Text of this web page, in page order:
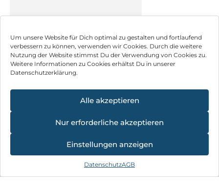
Um unsere Website für Dich optimal zu gestalten und fortlaufend
verbessern zu können, verwenden wir Cookies. Durch die weitere
Nutzung der Website stimmst Du der Verwendung von Cookies zu.
Weitere Informationen zu Cookies erhältst Du in unserer
Datenschutzerklärung.
Alle akzeptieren
Nur erforderliche akzeptieren
Einstellungen anzeigen
DatenschutzAGB
Netzwerk & Router
★★★★★